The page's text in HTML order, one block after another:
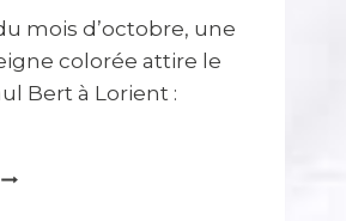
mois d’octobre, une
colorée attire le
Bert à Lorient :
BARAKA